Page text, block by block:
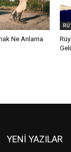
Ne Anlama
YENİ YAZILAR